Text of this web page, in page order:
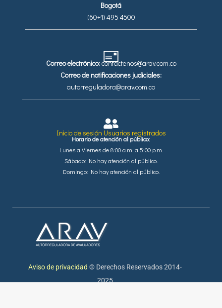
Bogotá
(60+1) 495 4500
Correo electrónico:contactenos@arav.com.co
Correo de notificaciones judiciales:
autorreguladora@arav.com.co
Inicio de sesión Usuarios registrados
Horario de atención al público:
Lunes a Viernes de 8:00 a.m. a 5:00 p.m.
Sábado: No hay atención al público.
Domingo: No hay atención al público.
Aviso de privacidad © Derechos Reservados 2014-
2025